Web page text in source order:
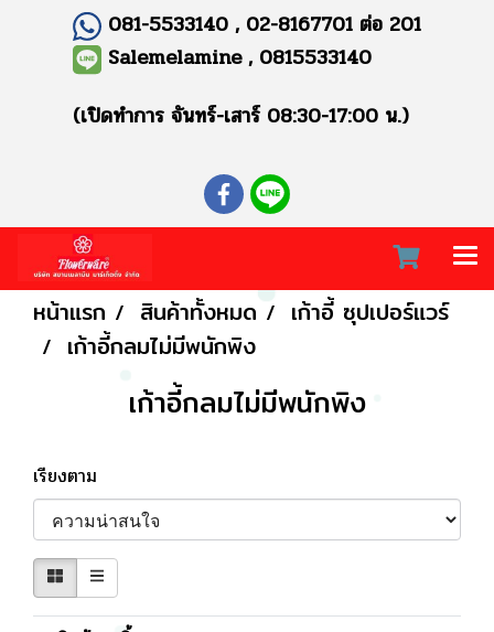
081-5533140 , 02-8167701 ต่อ 201
Salemelamine , 0815533140
(เปิดทำการ จันทร์-เสาร์ 08:30-17:00 น.)
หน้าแรก สินค้าทั้งหมด
เก้าอี้ ซุปเปอร์แวร์
เก้าอี้กลมไม่มีพนักพิง
เก้าอี้กลมไม่มีพนักพิง
เรียงตาม